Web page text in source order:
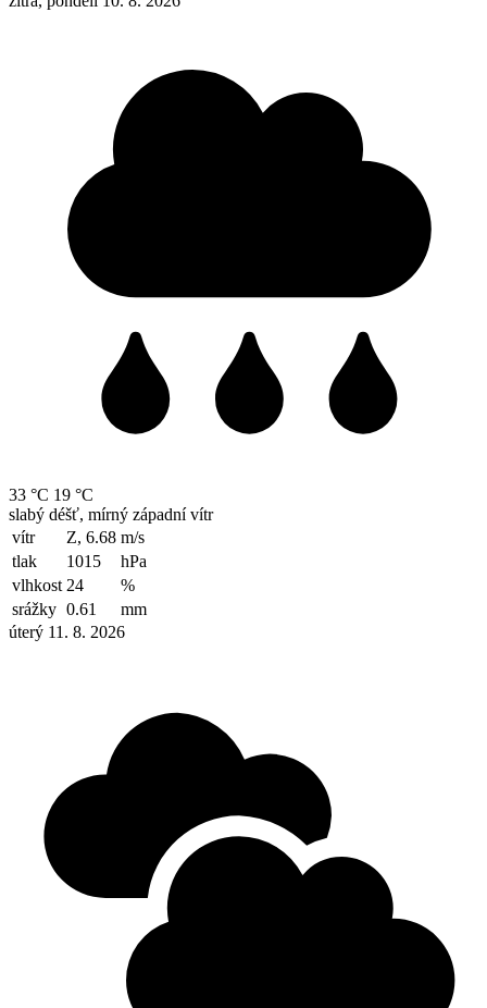
33 °C 19 °C
slabý déšť, mírný západní vítr
vítr
Z, 6.68 m/s
tlak
1015
hPa
vlhkost 24
%
srážky 0.61
mm
úterý 11. 8. 2026